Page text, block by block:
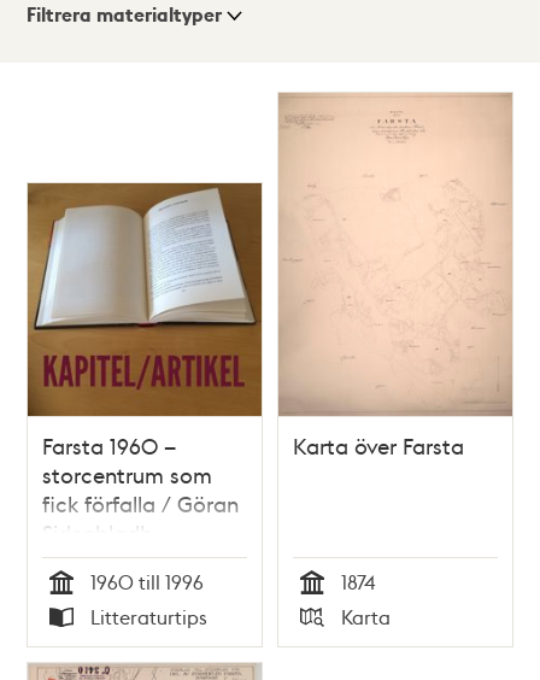
Visningsläge
Filtrera materialtyper
Farsta 1960 –
storcentrum som
fick förfalla / Göran
Sidenbladh
Tid
1960 till 1996
Typ
Litteraturtips
Karta över Farsta
Tid
1874
Typ
Karta